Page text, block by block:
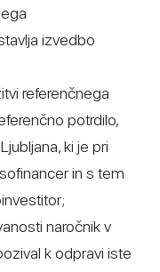
izvedbo
referenčnega
potrdilo,
ki je pri
in s tem
naročnik v
k odpravi iste